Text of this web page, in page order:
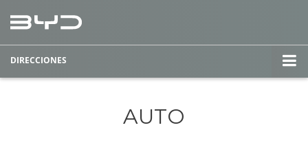
DIRECCIONES
AUTO